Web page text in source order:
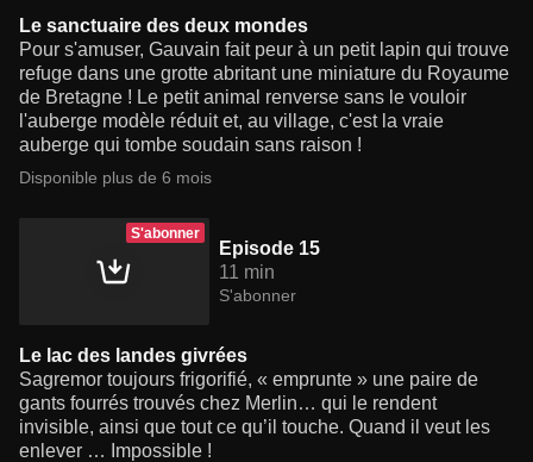
Le sanctuaire des deux mondes
Pour s'amuser, Gauvain fait peur à un petit lapin qui trouve
refuge dans une grotte abritant une miniature du Royaume
de Bretagne ! Le petit animal renverse sans le vouloir
l'auberge modèle réduit et, au village, c'est la vraie
auberge qui tombe soudain sans raison !
Disponible plus de 6 mois
S'abonner
Episode 15
11 min
S'abonner
Le lac des landes givrées
Sagremor toujours frigorifié, « emprunte » une paire de
gants fourrés trouvés chez Merlin… qui le rendent
invisible, ainsi que tout ce qu’il touche. Quand il veut les
enlever … Impossible !